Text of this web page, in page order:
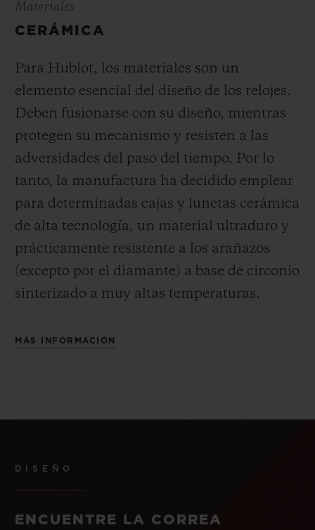
Materiales
CERÁMICA
Para Hublot, los materiales son un
elemento esencial del diseño de los relojes.
Deben fusionarse con su diseño, mientras
protegen su mecanismo y resisten a las
adversidades del paso del tiempo. Por lo
tanto, la manufactura ha decidido emplear
para determinadas cajas y lunetas cerámica
de alta tecnología, un material ultraduro y
prácticamente resistente a los arañazos
(excepto por el diamante) a base de circonio
sinterizado a muy altas temperaturas.
MÁS INFORMACIÓN
DISEÑO
ENCUENTRE LA CORREA